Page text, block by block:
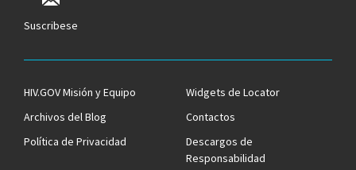
Suscribese
HIV.GOV Misión y Equipo
Widgets de Locator
Archivos del Blog
Contactos
Política de Privacidad
Descargos de
Responsabilidad